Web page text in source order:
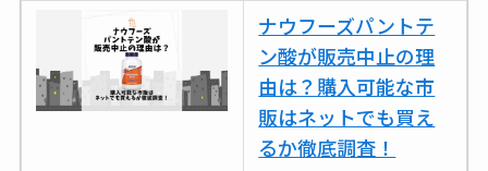
キーピング販売終了
理由はなぜ？売って
ない？売ってる場所
は？代わりの代用品
も調査
ナウフーズパントテ
ン酸が販売中止の理
由は？購入可能な市
販はネットでも買え
るか徹底調査！